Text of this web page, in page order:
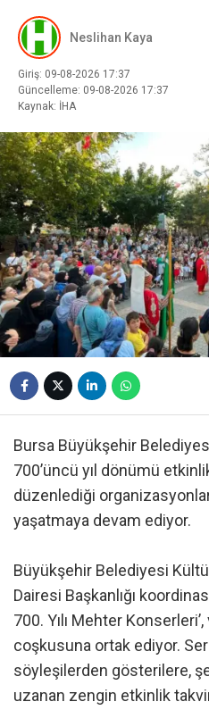
Neslihan Kaya
Giriş: 09-08-2026 17:37
Güncelleme: 09-08-2026 17:37
Kaynak: İHA
Bursa Büyükşehir
700’üncü yıl dönümü
düzenlediği
yaşatmaya devam ediyor.
Büyükşehir Belediyesi
Dairesi Başkanlığı
700. Yılı Mehter
coşkusuna ortak ediyor.
söyleşilerden gösterilere,
uzanan zengin etkinlik